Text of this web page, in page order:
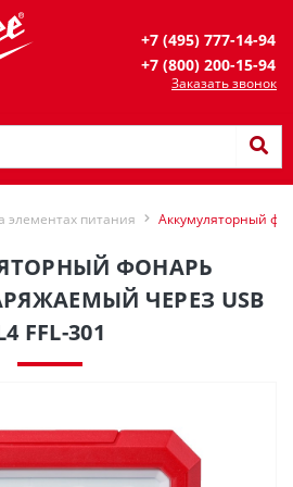
+7 (495) 777-14-94
+7 (800) 200-15-94
Заказать звонок
элементах питания Аккумуляторный
ФОНАРЬ
ЧЕРЕЗ USB
FFL-301